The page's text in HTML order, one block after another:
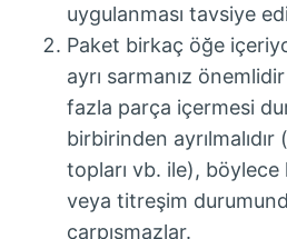
uygulanması tavsiye
Paket birkaç öğe
ayrı sarmanız
fazla parça içermesi
birbirinden
topları vb. ile),
veya titreşim
çarpışmazlar.